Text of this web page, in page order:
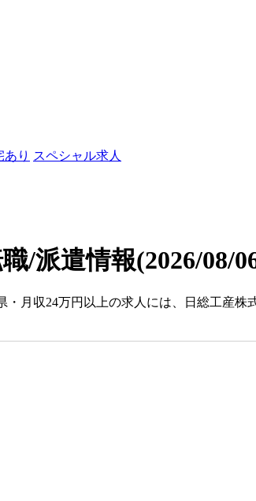
あり スペシャル求人
/派遣情報(2026/08/
月収24万円以上の求人には、日総工産